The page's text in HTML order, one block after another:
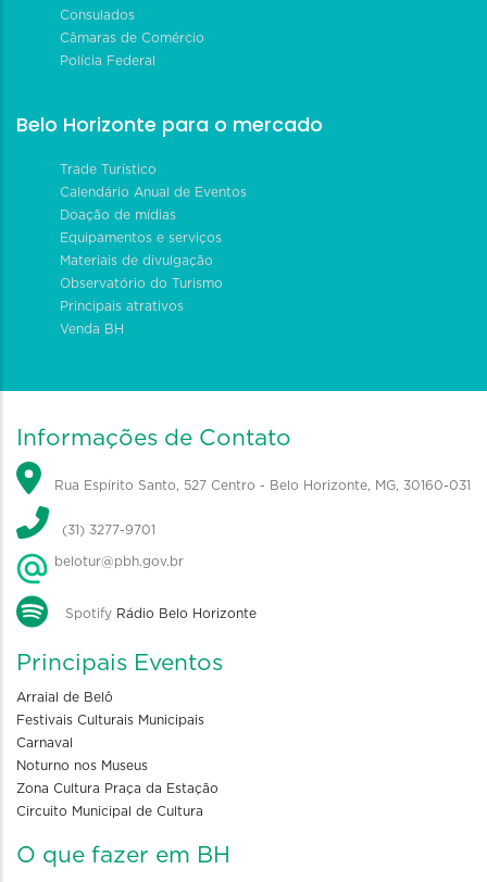
Consulados
Câmaras de Comércio
Polícia Federal
Belo Horizonte para o mercado
Trade Turístico
Calendário Anual de Eventos
Doação de mídias
Equipamentos e serviços
Materiais de divulgação
Observatório do Turismo
Principais atrativos
Venda BH
Informações de Contato
Rua Espírito Santo, 527 Centro - Belo Horizonte, MG, 30160-031
(31) 3277-9701
belotur@pbh.gov.br
Spotify Rádio Belo Horizonte
Principais Eventos
Arraial de Belô
Festivais Culturais Municipais
Carnaval
Noturno nos Museus
Zona Cultura Praça da Estação
Circuito Municipal de Cultura
O que fazer em BH